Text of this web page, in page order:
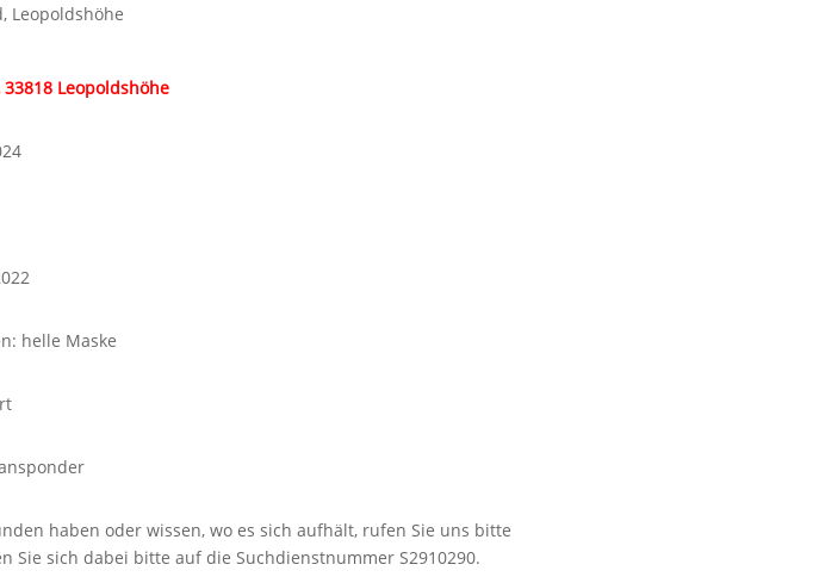
, Leopoldshöhe
Leopoldshöhe
helle Maske
haben oder wissen, wo es sich aufhält, rufen Sie uns bitte
Sie sich dabei bitte auf die Suchdienstnummer S2910290.